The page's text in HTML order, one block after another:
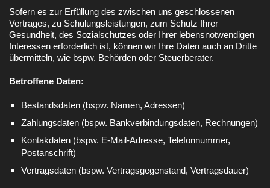
Sofern es zur Erfüllung des zwischen uns geschlossenen
Vertrages, zu Schulungsleistungen, zum Schutz Ihrer
Gesundheit, des Sozialschutzes oder Ihrer lebensnotwendigen
Interessen erforderlich ist, können wir Ihre Daten auch an Dritte
übermitteln, wie bspw. Behörden oder Steuerberater.
Betroffene Daten:
Bestandsdaten (bspw. Namen, Adressen)
Zahlungsdaten (bspw. Bankverbindungsdaten, Rechnungen)
Kontakdaten (bspw. E-Mail-Adresse, Telefonnummer,
Postanschrift)
Vertragsdaten (bspw. Vertragsgegenstand, Vertragsdauer)